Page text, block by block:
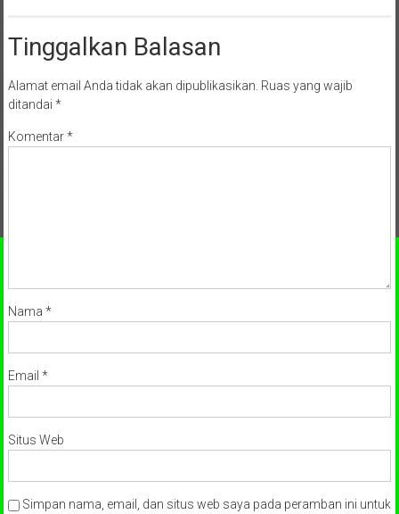
Tinggalkan Balasan
Alamat email Anda tidak akan dipublikasikan. Ruas yang wajib
ditandai *
Komentar*
Nama *
Email *
Situs Web
Simpan nama, email, dan situs web saya pada peramban ini untuk